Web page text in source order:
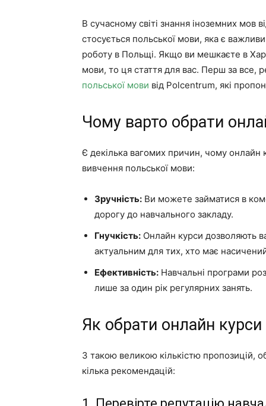
В сучасному світі знання іноземних мов
стосується польської мови, яка є
роботу в Польщі. Якщо ви мешкаєте в
мови, то ця стаття для вас. Перш за все,
польської мови від Polcentrum, які
Чому варто обрати
Є декілька вагомих причин, чому
вивчення польської мови:
Зручність: Ви можете займатися в
дорогу до навчального закладу.
Гнучкість: Онлайн курси дозволяють
актуальним для тих, хто має
Ефективність: Навчальні програми
лише за один рік регулярних занять.
Як обрати онлайн
З такою великою кількістю пропозицій,
кілька рекомендацій: